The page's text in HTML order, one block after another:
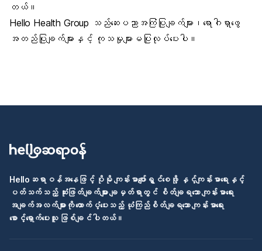
တယ်။
Hello Health Group သည်ဆေးပညာအကြံပြုချက်များ၊ရောဂါရှာဖွေ
အတည်ပြုချက်များနှင့် ကုသမှုများမပြုလုပ်ပေးပါ။
Helloဆရာဝန်အနေဖြင့် ပိုမို ကျန်းမာပျော်ရွှင်စေဖို့ နှင့်ကျန်းမာရေးနှင့်
ပတ်သက်သည့် ဆုံးဖြတ်ချက်များ ချမှတ်ရာတွင် စိတ်ချရသော ကျန်းမာရေး
အချက်အလက်များကို ထောက်ပံ့ပေးသည့် ယုံကြည်စိတ်ချရသော ကျန်းမာရေး
စောင့်ရှောက်ပေးသူ ဖြစ်ချင်ပါတယ်။